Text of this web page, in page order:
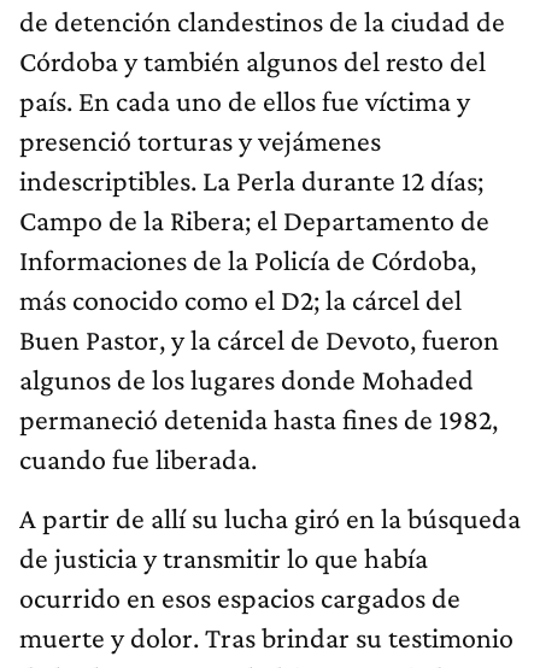
de detención clandestinos de la ciudad de
Córdoba y también algunos del resto del
país. En cada uno de ellos fue víctima y
presenció torturas y vejámenes
indescriptibles. La Perla durante 12 días;
Campo de la Ribera; el Departamento de
Informaciones de la Policía de Córdoba,
más conocido como el D2; la cárcel del
Buen Pastor, y la cárcel de Devoto, fueron
algunos de los lugares donde Mohaded
permaneció detenida hasta fines de 1982,
cuando fue liberada.
A partir de allí su lucha giró en la búsqueda
de justicia y transmitir lo que había
ocurrido en esos espacios cargados de
muerte y dolor. Tras brindar su testimonio